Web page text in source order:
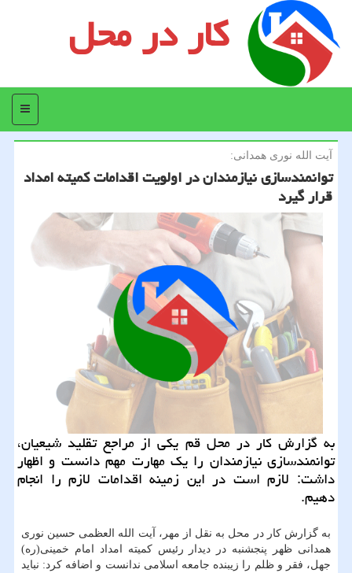
کار در محل
منو
آیت الله نوری همدانی:
توانمندسازی نیازمندان در اولویت اقدامات كمیته امداد
قرار گیرد
به گزارش كار در محل قم یكی از مراجع تقلید شیعیان،
توانمندسازی نیازمندان را یك مهارت مهم دانست و اظهار
داشت: لازم است در این زمینه اقدامات لازم را انجام
دهیم.
به گزارش كار در محل به نقل از مهر، آیت الله العظمی حسین نوری
همدانی ظهر پنجشنبه در دیدار رئیس كمیته امداد امام خمینی(ره)
جهل، فقر و ظلم را زیبنده جامعه اسلامی ندانست و اضافه كرد: نباید